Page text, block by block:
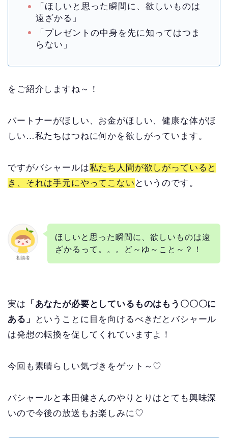
「ほしいと思った瞬間に、欲しいものは
遠ざかる」
「プレゼントの中身を先に知ってはつま
らない」
をご紹介しますね～！
パートナーがほしい、お金がほしい、健康な体がほ
しい…私たちはつねに何かを欲しがっています。
ですがバシャールは私たち人間が欲しがっていると
き、それは手元にやってこない というのです。
相談者
ほしいと思った瞬間に、欲しいものは遠
ざかるって。。。ど～ゆ～こと～？！
実は 「あなたが必要としているものはもう〇〇〇に
ある」
ということに目を向けるべきだとバシャール
は発想の転換を促してくれていますよ！
今回も素晴らしい気づきをゲット～♡
バシャールと本田健さんのやりとりはとても興味深
いので今後の放送もお楽しみに♡